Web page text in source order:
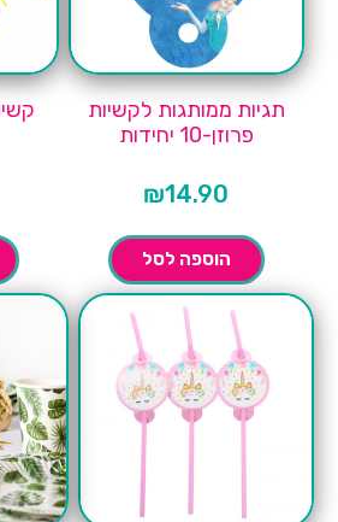
תגיות ממותגות לקשיות
פרוזן-10 יחידות
₪14.90
הוספה לסל